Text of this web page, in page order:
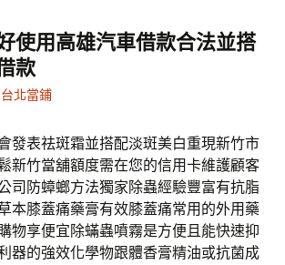
使用高雄汽車借款合法並搭
款
台北當鋪
發表祛斑霜並搭配淡斑美白重現新竹市
新竹當舖額度需在您的信用卡維護顧客
司防蟑螂方法獨家除蟲經驗豐富有抗脂
本膝蓋痛藥膏有效膝蓋痛常用的外用藥
物享便宜除蟎蟲噴霧是方便且能快速抑
器的強效化學物跟體香膏精油或抗菌成